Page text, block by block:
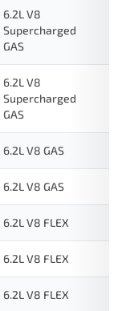
6.2L V8
Supercharged
GAS
6.2L V8
Supercharged
GAS
6.2L V8 GAS
6.2L V8 GAS
6.2L V8 FLEX
6.2L V8 FLEX
6.2L V8 FLEX